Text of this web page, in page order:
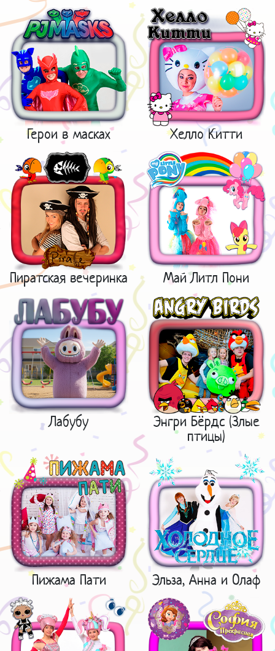
Герои в масках Хелло Китти
Пиратская вечеринка Май Литл Пони
Лабубу
Энгри Бёрдс (Злые
птицы)
Пижама Пати Эльза, Анна и Олаф